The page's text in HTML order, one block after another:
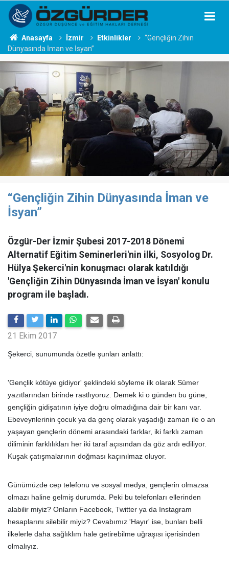
Anasayfa İzmir Etkinlikler
“Gençliğin Zihin
Dünyasında İman ve İsyan”
“Gençliğin Zihin Dünyasında İman ve
İsyan”
Özgür-Der İzmir Şubesi 2017-2018 Dönemi
Alternatif Eğitim Seminerleri'nin ilki, Sosyolog Dr.
Hülya Şekerci'nin konuşmacı olarak katıldığı
'Gençliğin Zihin Dünyasında İman ve İsyan' konulu
program ile başladı.
21 Ekim 2017
Şekerci, sunumunda özetle şunları anlattı:
'Gençlik kötüye gidiyor' şeklindeki söyleme ilk olarak Sümer
yazıtlarından birinde rastlıyoruz. Demek ki o günden bu güne,
gençliğin gidişatının iyiye doğru olmadığına dair bir kanı var.
Ebeveynlerinin çocuk ya da genç olarak yaşadığı zaman ile o an
yaşayan gençlerin dönemi arasındaki farklar, iki farklı zaman
diliminin farklılıkları her iki taraf açısından da göz ardı ediliyor.
Kuşak çatışmalarının doğması kaçınılmaz oluyor.
Günümüzde cep telefonu ve sosyal medya, gençlerin olmazsa
olmazı haline gelmiş durumda. Peki bu telefonları ellerinden
alabilir miyiz? Onların Facebook, Twitter ya da Instagram
hesaplarını silebilir miyiz? Cevabımız 'Hayır' ise, bunları belli
ilkelerle daha sağlıklım hale getirebilme uğraşısı içerisinden
olmalıyız.